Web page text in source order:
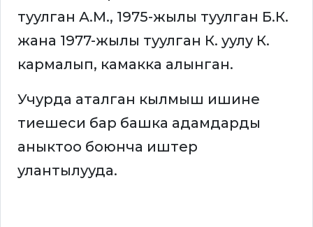
туулган А.М., 1975-жылы туулган Б.К.
жана 1977-жылы туулган К. уулу К.
кармалып, камакка алынган.
Учурда аталган кылмыш ишине
тиешеси бар башка адамдарды
аныктоо боюнча иштер
улантылууда.